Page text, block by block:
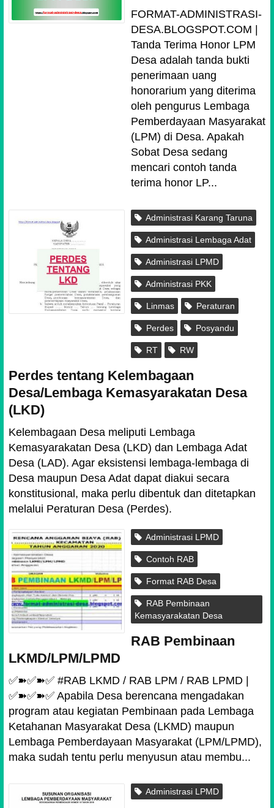
FORMAT-ADMINISTRASI-
DESA.BLOGSPOT.COM |
Tanda Terima Honor LPM
Desa adalah tanda bukti
penerimaan uang
honorarium yang diterima
oleh pengurus Lembaga
Pemberdayaan Masyarakat
(LPM) di Desa. Apakah
Sobat Desa sedang
mencari contoh tanda
terima honor LP...
Administrasi Karang Taruna
Administrasi Lembaga Adat
Administrasi LPMD
Administrasi PKK
Linmas Peraturan
Perdes Posyandu
RT RW
Perdes tentang Kelembagaan
Desa/Lembaga Kemasyarakatan Desa
(LKD)
Kelembagaan Desa meliputi Lembaga
Kemasyarakatan Desa (LKD) dan Lembaga Adat
Desa (LAD). Agar eksistensi lembaga-lembaga di
Desa maupun Desa Adat dapat diakui secara
konstitusional, maka perlu dibentuk dan ditetapkan
melalui Peraturan Desa (Perdes).
Administrasi LPMD
Contoh RAB
Format RAB Desa
RAB Pembinaan
Kemasyarakatan Desa
RAB Pembinaan
LKMD/LPM/LPMD
✅➽✅➽✅ #RAB LKMD / RAB LPM / RAB LPMD |
✅➽✅➽✅ Apabila Desa berencana mengadakan
program atau kegiatan Pembinaan pada Lembaga
Ketahanan Masyarakat Desa (LKMD) maupun
Lembaga Pemberdayaan Masyarakat (LPM/LPMD),
maka sudah tentu perlu menyusun atau membu...
Administrasi LPMD